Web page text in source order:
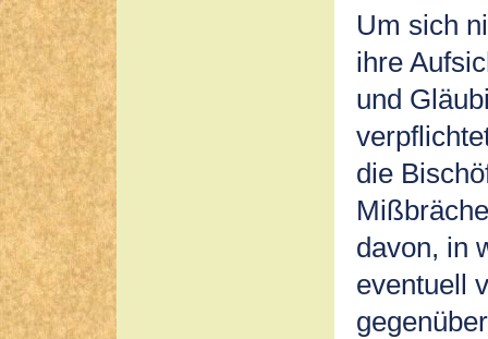
Um sich
ihre
und
die
davon, in
eventuell